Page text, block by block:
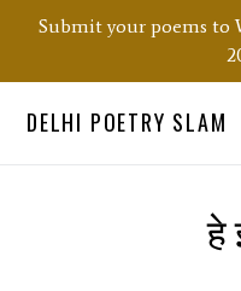
Skip
content
Submit your poems to
DELHI POETRY SLAM
हे